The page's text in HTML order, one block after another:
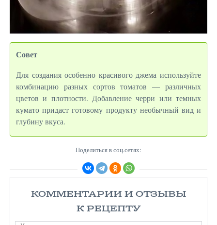
Совет
Для создания особенно красивого джема используйте
комбинацию разных сортов томатов — различных
цветов и плотности. Добавление черри или темных
кумато придаст готовому продукту необычный вид и
глубину вкуса.
Поделиться в соц.сетях:
КОММЕНТАРИИ И ОТЗЫВЫ
К РЕЦЕПТУ